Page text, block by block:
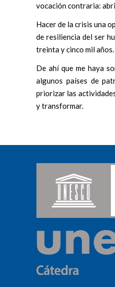
vocación contraria:
Hacer de la crisis una
de resiliencia del ser
treinta y cinco mil años.
De ahí que me haya
algunos países de
priorizar las
y transformar.